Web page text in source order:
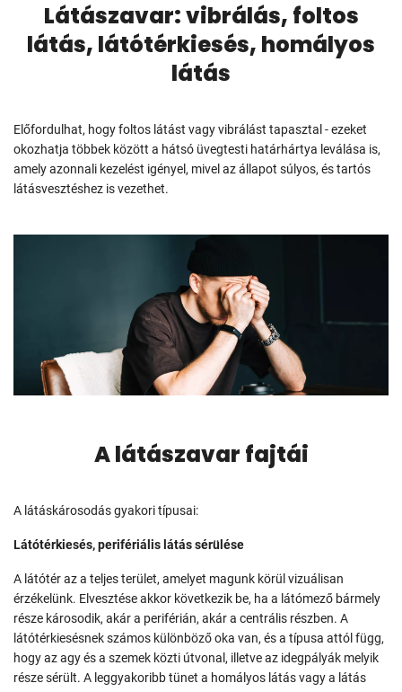
Látászavar: vibrálás, foltos
látás, látótérkiesés, homályos
látás
Előfordulhat, hogy foltos látást vagy vibrálást tapasztal - ezeket
okozhatja többek között a hátsó üvegtesti határhártya leválása is,
amely azonnali kezelést igényel, mivel az állapot súlyos, és tartós
látásvesztéshez is vezethet.
A látászavar fajtái
A látáskárosodás gyakori típusai:
Látótérkiesés, perifériális látás sérülése
A látótér az a teljes terület, amelyet magunk körül vizuálisan
érzékelünk. Elvesztése akkor következik be, ha a látómező bármely
része károsodik, akár a periférián, akár a centrális részben. A
látótérkiesésnek számos különböző oka van, és a típusa attól függ,
hogy az agy és a szemek közti útvonal, illetve az idegpályák melyik
része sérült. A leggyakoribb tünet a homályos látás vagy a látás